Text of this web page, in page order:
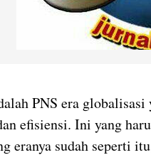
PNS era
efisiensi. Ini yang
eranya sudah seperti